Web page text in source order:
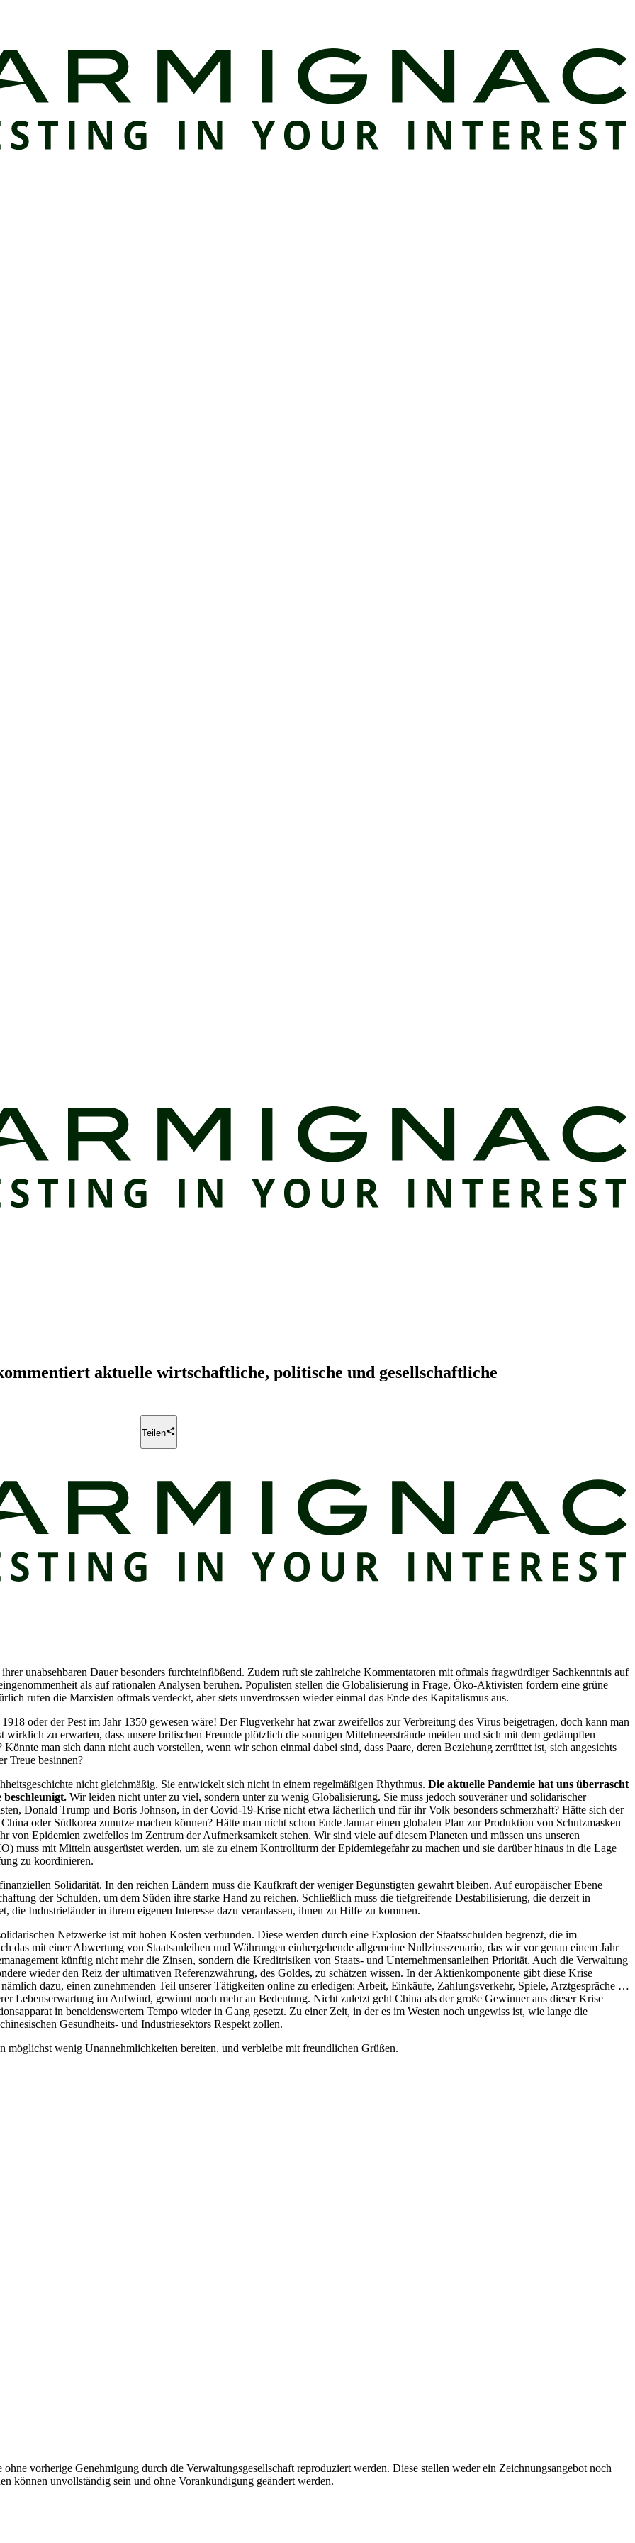
von Carmignac informieren möchten.
aktuelle wirtschaftliche, politische und gesellschaftliche
Teilen
unabsehbaren Dauer besonders furchteinflößend. Zudem ruft sie zahlreiche Kommentatoren mit oftmals fragwürdiger Sachkenntnis auf
als auf rationalen Analysen beruhen. Populisten stellen die Globalisierung in Frage, Öko-Aktivisten fordern eine grüne
rufen die Marxisten oftmals verdeckt, aber stets unverdrossen wieder einmal das Ende des Kapitalismus aus.
oder der Pest im Jahr 1350 gewesen wäre! Der Flugverkehr hat zwar zweifellos zur Verbreitung des Virus beigetragen, doch kann man
wirklich zu erwarten, dass unsere britischen Freunde plötzlich die sonnigen Mittelmeerstrände meiden und sich mit dem gedämpften
man sich dann nicht auch vorstellen, wenn wir schon einmal dabei sind, dass Paare, deren Beziehung zerrüttet ist, sich angesichts
Treue besinnen?
nicht gleichmäßig. Sie entwickelt sich nicht in einem regelmäßigen Rhythmus. Die aktuelle Pandemie hat uns überrascht
Wir leiden nicht unter zu viel, sondern unter zu wenig Globalisierung. Sie muss jedoch souveräner und solidarischer
Donald Trump und Boris Johnson, in der Covid-19-Krise nicht etwa lächerlich und für ihr Volk besonders schmerzhaft? Hätte sich der
oder Südkorea zunutze machen können? Hätte man nicht schon Ende Januar einen globalen Plan zur Produktion von Schutzmasken
von Epidemien zweifellos im Zentrum der Aufmerksamkeit stehen. Wir sind viele auf diesem Planeten und müssen uns unseren
muss mit Mitteln ausgerüstet werden, um sie zu einem Kontrollturm der Epidemiegefahr zu machen und sie darüber hinaus in die Lage
zu koordinieren.
Solidarität. In den reichen Ländern muss die Kaufkraft der weniger Begünstigten gewahrt bleiben. Auf europäischer Ebene
der Schulden, um dem Süden ihre starke Hand zu reichen. Schließlich muss die tiefgreifende Destabilisierung, die derzeit in
Industrieländer in ihrem eigenen Interesse dazu veranlassen, ihnen zu Hilfe zu kommen.
Netzwerke ist mit hohen Kosten verbunden. Diese werden durch eine Explosion der Staatsschulden begrenzt, die im
das mit einer Abwertung von Staatsanleihen und Währungen einhergehende allgemeine Nullzinsszenario, das wir vor genau einem Jahr
künftig nicht mehr die Zinsen, sondern die Kreditrisiken von Staats- und Unternehmensanleihen Priorität. Auch die Verwaltung
wieder den Reiz der ultimativen Referenzwährung, des Goldes, zu schätzen wissen. In der Aktienkomponente gibt diese Krise
dazu, einen zunehmenden Teil unserer Tätigkeiten online zu erledigen: Arbeit, Einkäufe, Zahlungsverkehr, Spiele, Arztgespräche …
Lebenserwartung im Aufwind, gewinnt noch mehr an Bedeutung. Nicht zuletzt geht China als der große Gewinner aus dieser Krise
in beneidenswertem Tempo wieder in Gang gesetzt. Zu einer Zeit, in der es im Westen noch ungewiss ist, wie lange die
Gesundheits- und Industriesektors Respekt zollen.
möglichst wenig Unannehmlichkeiten bereiten, und verbleibe mit freundlichen Grüßen.
vorherige Genehmigung durch die Verwaltungsgesellschaft reproduziert werden. Diese stellen weder ein Zeichnungsangebot noch
können unvollständig sein und ohne Vorankündigung geändert werden.